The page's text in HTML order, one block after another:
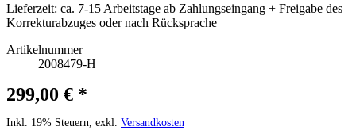
Lieferzeit: ca. 7-15 Arbeitstage ab Zahlungseingang + Freigabe des
Korrekturabzuges oder nach Rücksprache
Artikelnummer
2008479-H
299,00 € *
Inkl. 19% Steuern, exkl. Versandkosten